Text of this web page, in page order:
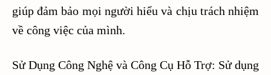
giúp đảm bảo mọi người hiểu và chịu trách nhiệm
về công việc của mình.
Sử Dụng Công Nghệ và Công Cụ Hỗ Trợ: Sử dụng